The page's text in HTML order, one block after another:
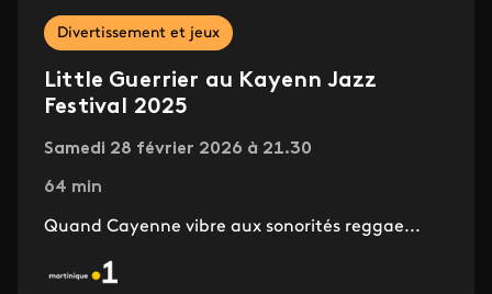
Divertissement et jeux
Little Guerrier au Kayenn Jazz
Festival 2025
Samedi 28 février 2026 à 21.30
64 min
Quand Cayenne vibre aux sonorités reggae...